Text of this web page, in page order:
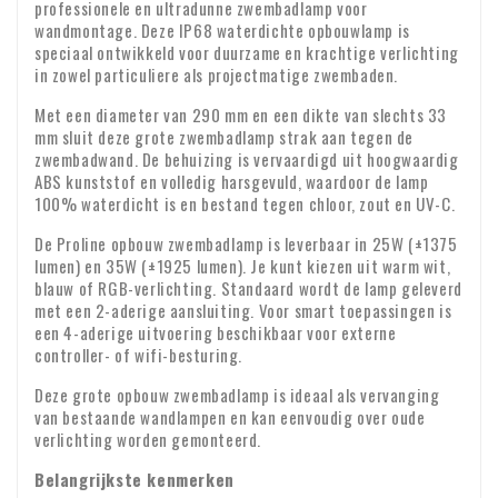
van uw retour terugstorten mits het product reeds in goede
orde retour ontvangen is.
d. die door hun aard niet kunnen worden teruggezonden;
e. die snel kunnen bederven of verouderen;
f. waarvan de prijs gebonden is aan schommelingen op de
financiële markt waarop e dondernemer geen invloed heeft;
g. voor losse kranten en tijdschriften;
waarvan de consument de verzegeling heeft verbroken.
Garantie : Op al onze producten geven wij twee jaar garantie
Identiteit ondernemen
tarieven kunt u contact met ons opnemen via e-mail:
info@xpropool.com
Bezorging
De levering gebeurt via de postbode of pakketbezorging van
verschillende pakketdiensten. Meestal vindt de aflevering
plaats op de eerstvolgende werkdag tussen 9:00 en 18:00
niet garanderen.
Controle bij ontvangst
Controleer direct na ontvangst de inhoud van uw pakket.
Ontbreken er onderdelen of zijn producten beschadigd
aangekomen? Stuur ons dan meteen een e-mail met uw
bestelnummer en eventuele foto's van de schade.
BTW-verlegging voor zakelijke klanten
Bestelt u vanuit Europa voor zakelijke doeleinden? Dan is
het mogelijk om de BTW te verleggen. In dat geval rekenen
wij geen BTW over de factuur. Uw BTW-nummer wordt
iDEAL, zonder dat u zich daarvoor hoeft aan te melden.
Wilt u graag betalen met een overschrijving dan kan dit ook
direct via de beveiligde SSL procedure van Mollie. Breng
geen wijzigingen aan in het betalingskenmerk; uw betaling
Zie hier onder alle betaalmogelijkheden
professionele en ultradunne zwembadlamp voor
wandmontage. Deze IP68 waterdichte opbouwlamp is
speciaal ontwikkeld voor duurzame en krachtige verlichting
in zowel particuliere als projectmatige zwembaden.
Met een diameter van 290 mm en een dikte van slechts 33
mm sluit deze grote zwembadlamp strak aan tegen de
zwembadwand. De behuizing is vervaardigd uit hoogwaardig
ABS kunststof en volledig harsgevuld, waardoor de lamp
100% waterdicht is en bestand tegen chloor, zout en UV-C.
De Proline opbouw zwembadlamp is leverbaar in 25W (±1375
lumen) en 35W (±1925 lumen). Je kunt kiezen uit warm wit,
blauw of RGB-verlichting. Standaard wordt de lamp geleverd
met een 2-aderige aansluiting. Voor smart toepassingen is
een 4-aderige uitvoering beschikbaar voor externe
controller- of wifi-besturing.
Deze grote opbouw zwembadlamp is ideaal als vervanging
van bestaande wandlampen en kan eenvoudig over oude
verlichting worden gemonteerd.
Belangrijkste kenmerken